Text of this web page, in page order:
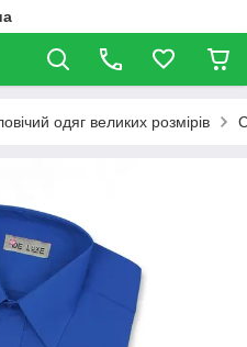
одяг великих розмірів